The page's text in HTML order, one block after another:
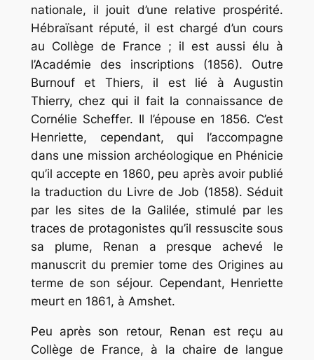
nationale, il jouit d’une relative prospérité.
Hébraïsant réputé, il est chargé d’un cours
au Collège de France ; il est aussi élu à
l’Académie des inscriptions (1856). Outre
Burnouf et Thiers, il est lié à Augustin
Thierry, chez qui il fait la connaissance de
Cornélie Scheffer. Il l’épouse en 1856. C’est
Henriette, cependant, qui l’accompagne
dans une mission archéologique en Phénicie
qu’il accepte en 1860, peu après avoir publié
la traduction du Livre de Job (1858). Séduit
par les sites de la Galilée, stimulé par les
traces de protagonistes qu’il ressuscite sous
sa plume, Renan a presque achevé le
manuscrit du premier tome des Origines au
terme de son séjour. Cependant, Henriette
meurt en 1861, à Amshet.
Peu après son retour, Renan est reçu au
Collège de France, à la chaire de langue